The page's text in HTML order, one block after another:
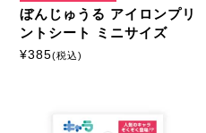
ぼんじゅうる アイロンプリ
ントシート ミニサイズ
¥385(税込)